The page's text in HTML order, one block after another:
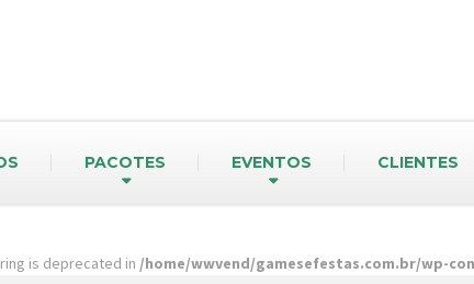
PACOTES EVENTOS CLIENTES
is deprecated in /home/wwvend/gamesefestas.com.br/wp-